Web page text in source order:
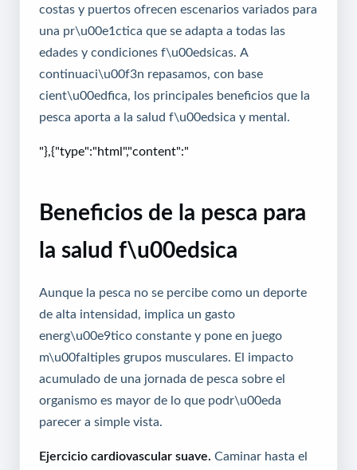
costas y puertos ofrecen escenarios variados para
una pr\u00e1ctica que se adapta a todas las
edades y condiciones f\u00edsicas. A
continuaci\u00f3n repasamos, con base
cient\u00edfica, los principales beneficios que la
pesca aporta a la salud f\u00edsica y mental.
"},{"type":"html","content":"
Beneficios de la pesca para
la salud f\u00edsica
Aunque la pesca no se percibe como un deporte
de alta intensidad, implica un gasto
energ\u00e9tico constante y pone en juego
m\u00faltiples grupos musculares. El impacto
acumulado de una jornada de pesca sobre el
organismo es mayor de lo que podr\u00eda
parecer a simple vista.
Ejercicio cardiovascular suave. Caminar hasta el